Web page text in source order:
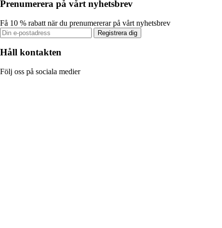
Prenumerera på vårt nyhetsbrev
Få 10 % rabatt när du prenumererar på vårt nyhetsbrev
Registrera dig
Håll kontakten
Följ oss på sociala medier